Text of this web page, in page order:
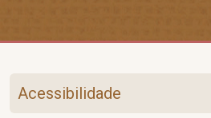
Acessibilidade